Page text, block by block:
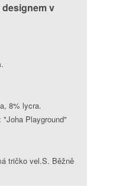
v
8% lycra.
Playground"
tričko vel.S. Běžně